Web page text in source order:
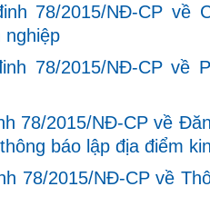
78/2015/NĐ-CP về
nghiệp
78/2015/NĐ-CP về
78/2015/NĐ-CP về
báo lập địa điểm
78/2015/NĐ-CP về